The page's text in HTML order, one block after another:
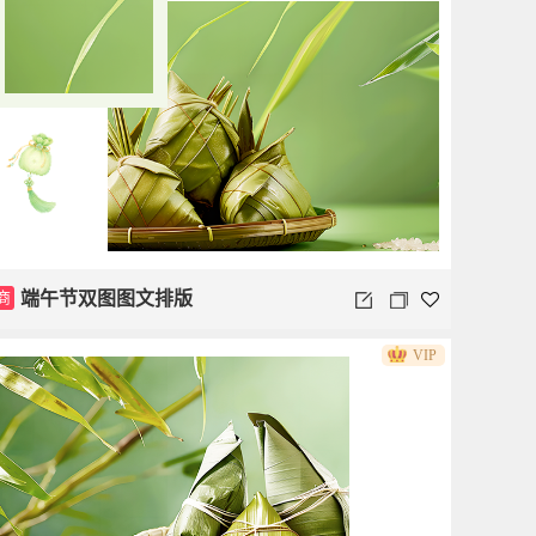
端午节双图图文排版
VIP